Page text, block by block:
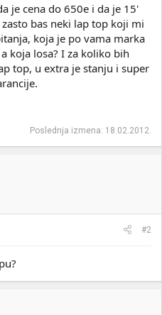
je cena do 650e i da je 15'
bas neki lap top koji mi
koja je po vama marka
koja losa? I za koliko bih
top, u extra je stanju i super
Poslednja izmena: 18.02.2012.
#2